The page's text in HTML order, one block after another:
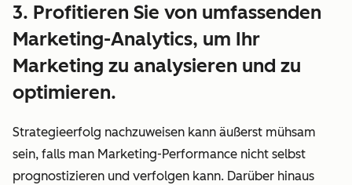
3. Profitieren Sie von umfassenden
Marketing-Analytics, um Ihr
Marketing zu analysieren und zu
optimieren.
Strategieerfolg nachzuweisen kann äußerst mühsam
sein, falls man Marketing-Performance nicht selbst
prognostizieren und verfolgen kann. Darüber hinaus